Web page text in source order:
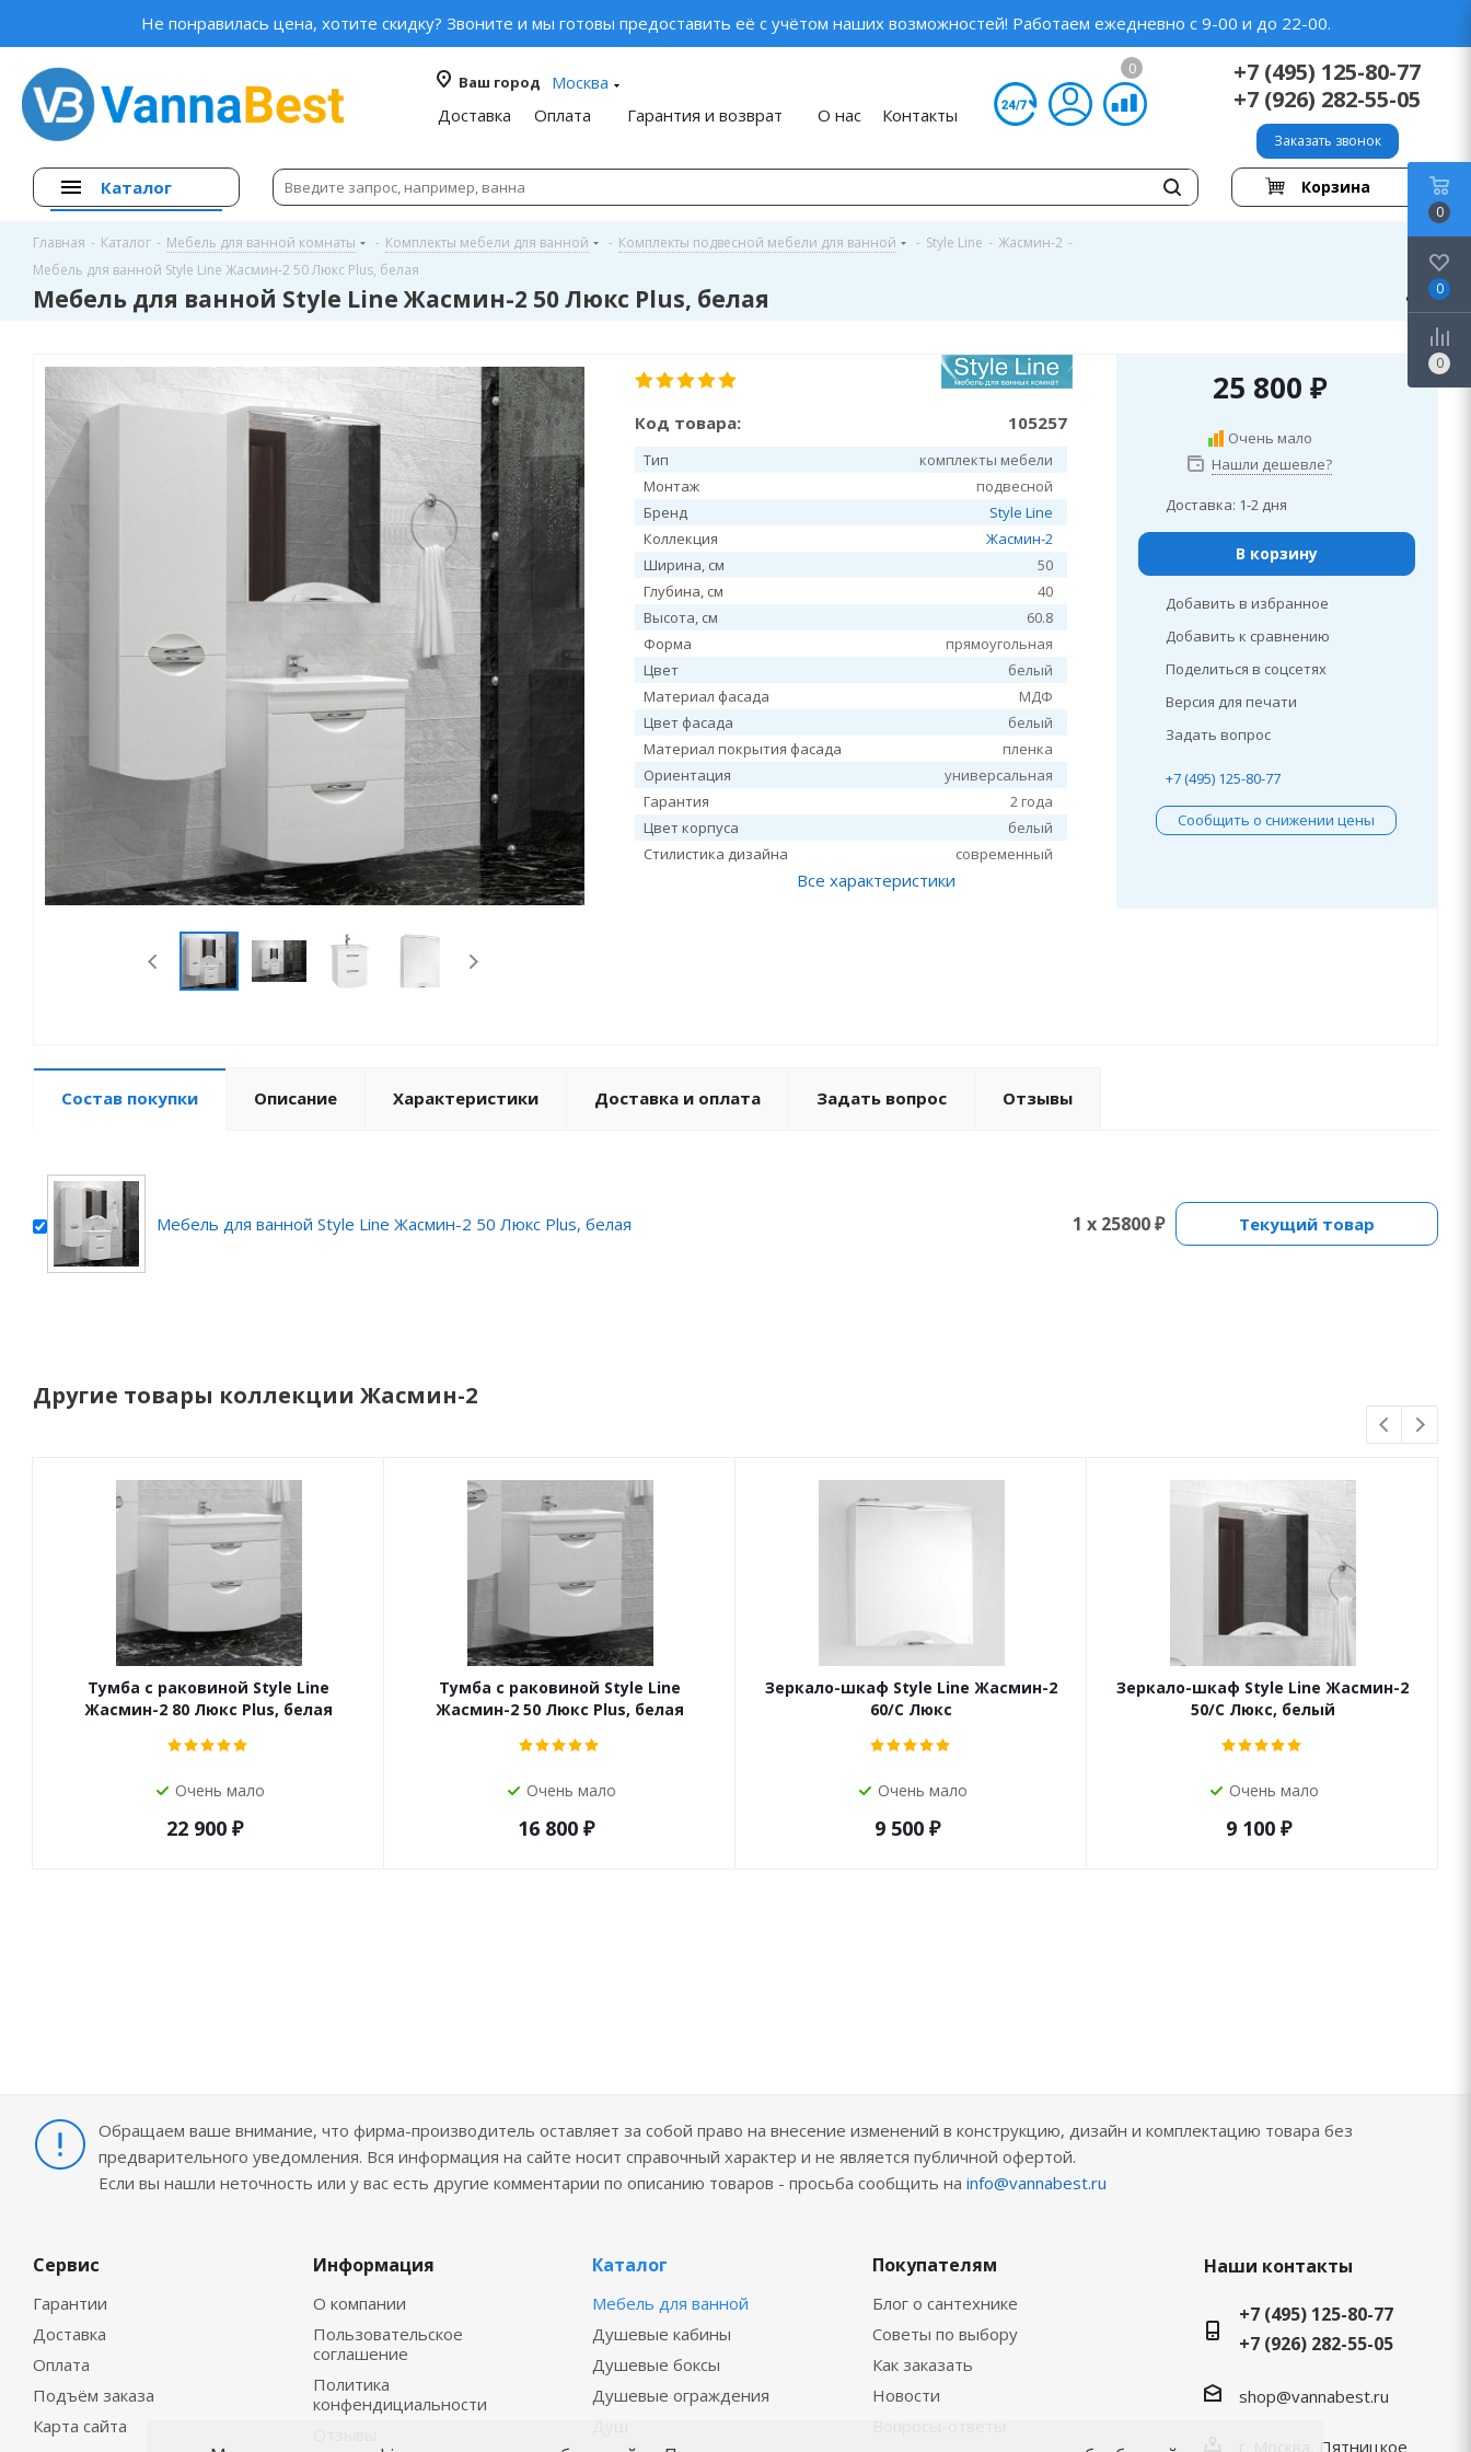
Не понравилась цена, хотите скидку? Звоните и мы готовы предоставить её с учётом наших возможностей! Работаем ежедневно с 9-00 и до 22-00.
Ваш город
Москва
Доставка
Оплата Гарантия и возврат О нас Контакты
0
+7 (495) 125-80-77
+7 (926) 282-55-05
Заказать звонок
Каталог Корзина
Главная - Каталог - Мебель для ванной комнаты - Комплекты мебели для ванной - Комплекты подвесной мебели для ванной - Style Line - Жасмин-2 -
Мебель для ванной Style Line Жасмин-2 50 Люкс Plus, белая
Мебель для ванной Style Line Жасмин-2 50 Люкс Plus, белая
Код товара: 105257
Тип
комплекты мебели
Монтаж
подвесной
Бренд
Style Line
Коллекция
Жасмин-2
Ширина, см
50
Глубина, см
40
Высота, см
60.8
Форма
прямоугольная
Цвет
белый
Материал фасада
МДФ
Цвет фасада
белый
Материал покрытия фасада
пленка
Ориентация
универсальная
Гарантия
2 года
Цвет корпуса
белый
Стилистика дизайна
современный
Все характеристики
25 800 ₽
Очень мало
Нашли дешевле?
Доставка: 1-2 дня
В корзину
Добавить в избранное
Добавить к сравнению
Поделиться в соцсетях
Версия для печати
Задать вопрос
+7 (495) 125-80-77
Сообщить о снижении цены
Состав покупки Описание Характеристики Доставка и оплата Задать вопрос Отзывы
Мебель для ванной Style Line Жасмин-2 50 Люкс Plus, белая 1 x 25800 ₽ Текущий товар
Другие товары коллекции Жасмин-2
Тумба с раковиной Style Line
Жасмин-2 80 Люкс Plus, белая
Очень мало
22 900 ₽
Тумба с раковиной Style Line
Жасмин-2 50 Люкс Plus, белая
Очень мало
16 800 ₽
Зеркало-шкаф Style Line Жасмин-2
60/С Люкс
Очень мало
9 500 ₽
Зеркало-шкаф Style Line Жасмин-2
50/С Люкс, белый
Очень мало
9 100 ₽
Обращаем ваше внимание, что фирма-производитель оставляет за собой право на внесение изменений в конструкцию, дизайн и комплектацию товара без
предварительного уведомления. Вся информация на сайте носит справочный характер и не является публичной офертой.
Если вы нашли неточность или у вас есть другие комментарии по описанию товаров - просьба сообщить на info@vannabest.ru
Сервис
Гарантии
Доставка
Оплата
Подъём заказа
Карта сайта
Информация
О компании
Пользовательское
соглашение
Политика
конфендициальности
Каталог
Мебель для ванной
Душевые кабины
Душевые боксы
Душевые ограждения
Покупателям
Блог о сантехнике
Советы по выбору
Как заказать
Новости
Наши контакты
+7 (495) 125-80-77
+7 (926) 282-55-05
shop@vannabest.ru
г. Москва, Пятницкое
0
0
0